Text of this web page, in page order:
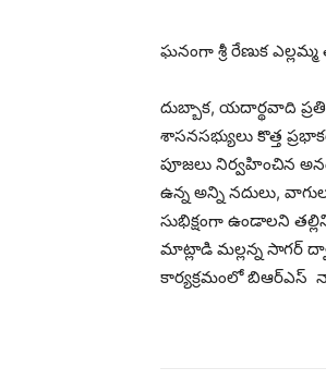
ఘనంగా శ్రీ రేణుక
దుబ్బాక, యదార్థవాది
శాసనసభ్యులు కొత్త
పూజలు నిర్వహించిన
ఉన్న అన్ని నదులు,
సుభిక్షంగా ఉండాలని
మాట్లాడి మల్లన్న సాగర్
కార్యక్రమంలో బిఆర్ఎస్